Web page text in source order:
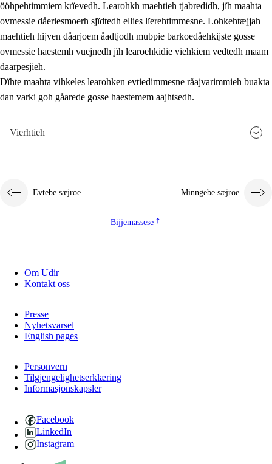
ööhpehtimmiem krïevedh. Learohkh maehtieh tjabredidh, jïh maahta
ovmessie dåeriesmoerh sjïdtedh ellies lïerehtimmesne. Lohkehtæjjah
maehtieh hijven dåarjoem åadtjodh mubpie barkoedåehkijste gosse
ovmessie haestemh vuejnedh jïh learoehkidie viehkiem vedtedh maam
daarpesjieh.
Dïhte maahta vihkeles learohken evtiedimmesne råajvarimmieh buakta
dan varki goh gåarede gosse haestemem aajhtsedh.
Vierhtieh
Evtebe sæjroe Minngebe sæjroe
Bijjemassese
Om Udir
Kontakt oss
Presse
Nyhetsvarsel
English pages
Personvern
Tilgjengelighetserklæring
Informasjonskapsler
Facebook
LinkedIn
Instagram